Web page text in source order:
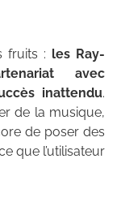
fruits : les Ray-
avec
inattendu.
de la musique,
de poser des
que l’utilisateur